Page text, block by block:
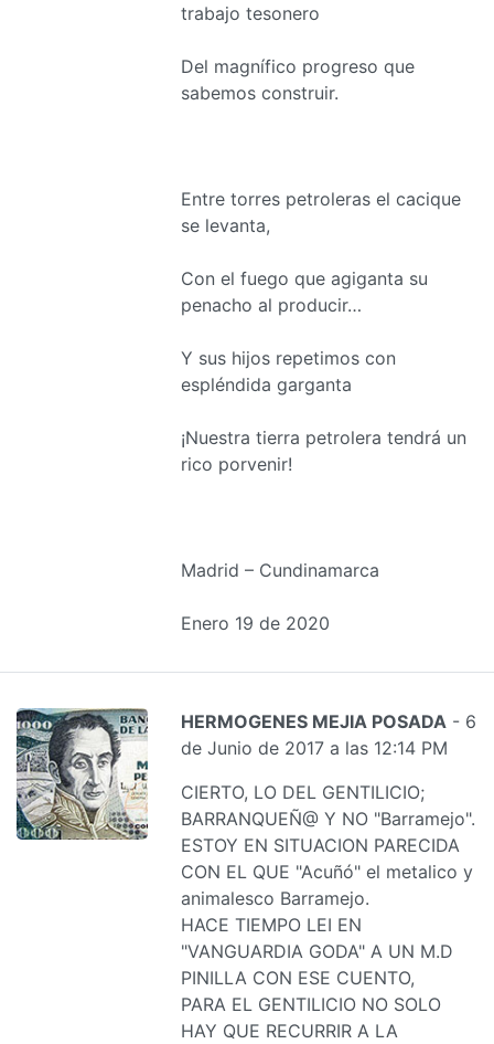
trabajo tesonero
Del magnífico progreso que
sabemos construir.
Entre torres petroleras el cacique
se levanta,
Con el fuego que agiganta su
penacho al producir…
Y sus hijos repetimos con
espléndida garganta
¡Nuestra tierra petrolera tendrá un
rico porvenir!
Madrid – Cundinamarca
Enero 19 de 2020
HERMOGENES MEJIA POSADA - 6
de Junio de 2017 a las 12:14 PM
CIERTO, LO DEL GENTILICIO;
BARRANQUEÑ@ Y NO "Barramejo".
ESTOY EN SITUACION PARECIDA
CON EL QUE "Acuñó" el metalico y
animalesco Barramejo.
HACE TIEMPO LEI EN
"VANGUARDIA GODA" A UN M.D
PINILLA CON ESE CUENTO,
PARA EL GENTILICIO NO SOLO
HAY QUE RECURRIR A LA